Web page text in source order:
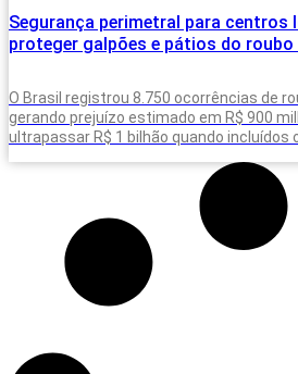
Segurança perimetral para
proteger galpões e pátios do roubo
O Brasil registrou 8.750 ocorrências de
gerando prejuízo estimado em R$ 900
ultrapassar R$ 1 bilhão quando